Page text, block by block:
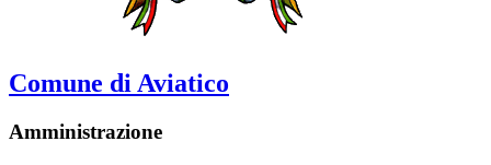
Comune di Aviatico
Amministrazione